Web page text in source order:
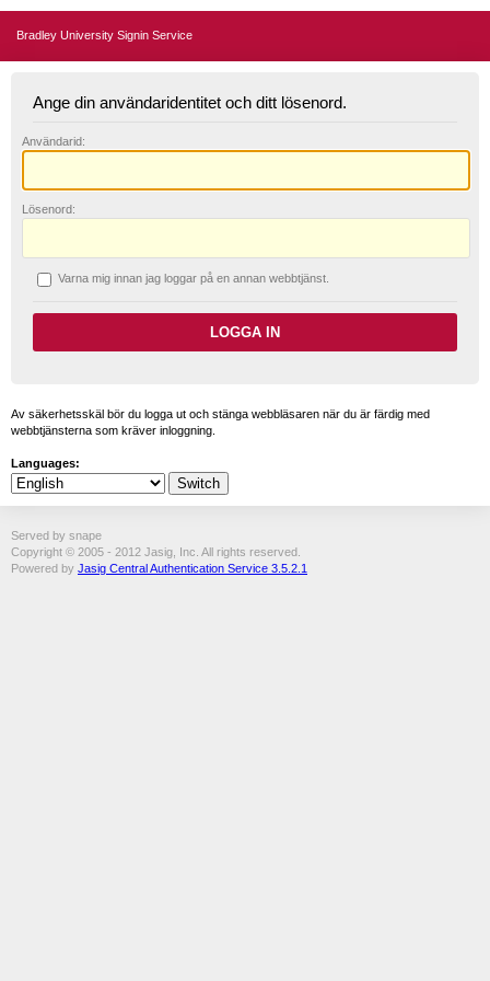
Bradley University Signin Service
Ange din användaridentitet och ditt lösenord.
Användarid:
L ösenord:
Varna mig innan jag loggar på en annan webbtjänst.
Av säkerhetsskäl bör du logga ut och stänga webbläsaren när du är färdig med
webbtjänsterna som kräver inloggning.
Languages:
Served by snape
Copyright © 2005 - 2012 Jasig, Inc. All rights reserved.
Powered by Jasig Central Authentication Service 3.5.2.1